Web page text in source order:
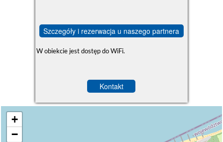
Szczegóły i rezerwacja u naszego partnera
W obiekcie jest dostęp do WiFi.
Kontakt
+
−